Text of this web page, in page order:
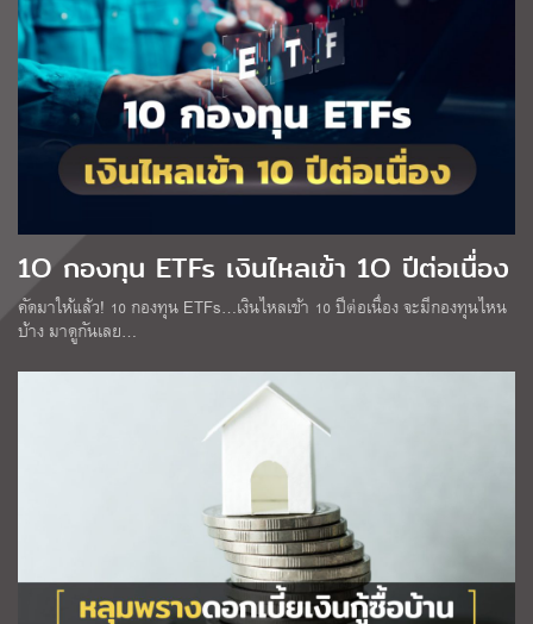
1O กองทุน ETFs เงินไหลเข้า 1O ปีต่อเนื่อง
คัดมาให้แล้ว! 10 กองทุน ETFs…เงินไหลเข้า 10 ปีต่อเนื่อง จะมีกองทุนไหน
บ้าง มาดูกันเลย…